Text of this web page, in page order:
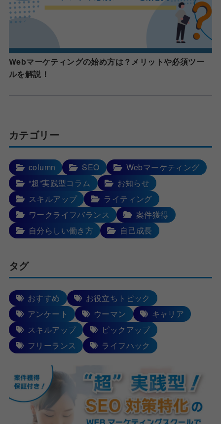
Webマーケティングの始め方は？メリットや必須ツー
ルを解説！
カテゴリー
column SEO
Webマーケティング
“超”実践型コラム
お知らせ
スキルアップ
ライティング
ワークライフバランス
案件獲得
自分らしい働き方
自己成長
タグ
おすすめ
お役立ちトピック
アンケート
ウーマン
キャリア
スキルアップ
ピックアップ
フリーランス
ライフハック